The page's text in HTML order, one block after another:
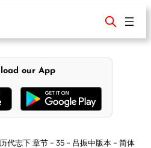
our App
历代志下 章节 – 35 – 吕振中版本 – 简体